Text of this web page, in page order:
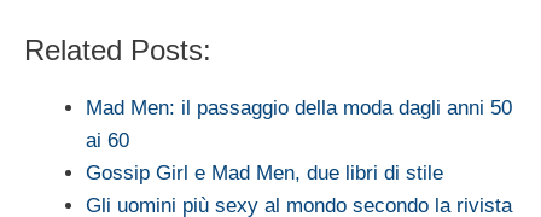
Related Posts:
Mad Men: il passaggio della moda dagli anni 50
ai 60
Gossip Girl e Mad Men, due libri di stile
Gli uomini più sexy al mondo secondo la rivista